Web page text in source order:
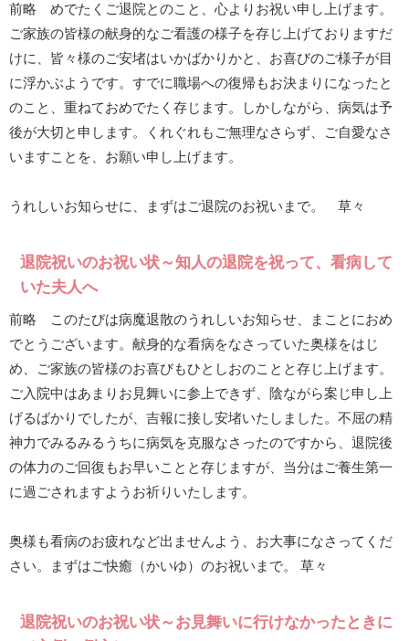
前略 めでたくご退院とのこと、心よりお祝い申し上げます。
ご家族の皆様の献身的なご看護の様子を存じ上げておりますだ
けに、皆々様のご安堵はいかばかりかと、お喜びのご様子が目
に浮かぶようです。すでに職場への復帰もお決まりになったと
のこと、重ねておめでたく存じます。しかしながら、病気は予
後が大切と申します。くれぐれもご無理なさらず、ご自愛なさ
いますことを、お願い申し上げます。
うれしいお知らせに、まずはご退院のお祝いまで。 草々
退院祝いのお祝い状～知人の退院を祝って、看病して
いた夫人へ
前略 このたびは病魔退散のうれしいお知らせ、まことにおめ
でとうございます。献身的な看病をなさっていた奥様をはじ
め、ご家族の皆様のお喜びもひとしおのことと存じ上げます。
ご入院中はあまりお見舞いに参上できず、陰ながら案じ申し上
げるばかりでしたが、吉報に接し安堵いたしました。不屈の精
神力でみるみるうちに病気を克服なさったのですから、退院後
の体力のご回復もお早いことと存じますが、当分はご養生第一
に過ごされますようお祈りいたします。
奥様も看病のお疲れなど出ませんよう、お大事になさってくだ
さい。まずはご快癒（かいゆ）のお祝いまで。 草々
退院祝いのお祝い状～お見舞いに行けなかったときに